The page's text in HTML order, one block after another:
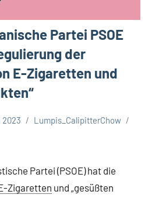
Partei PSOE
der
E-Zigaretten und
2023
Lumpis_CalipitterChow
Partei (PSOE) hat die
Zigaretten und „gesüßten